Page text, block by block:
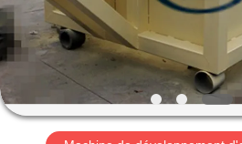
AU
SUJET
DES
USA